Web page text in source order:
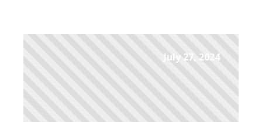
July 27, 2024